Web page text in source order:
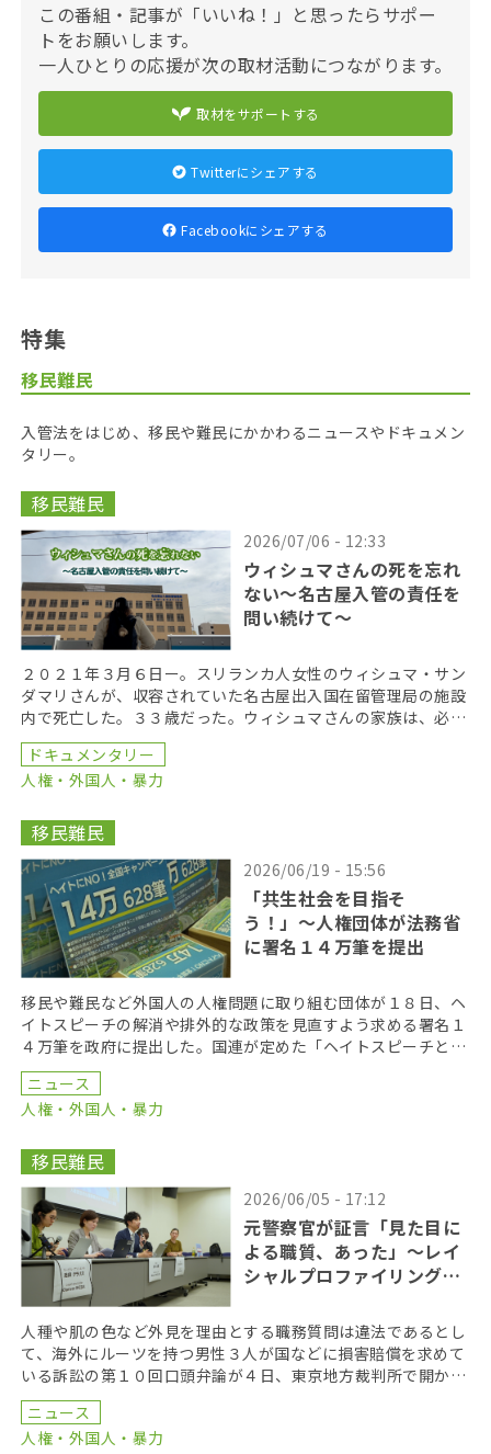
この番組・記事が「いいね！」と思ったらサポー
トをお願いします。
一人ひとりの応援が次の取材活動につながります。
取材をサポートする
Twitterにシェアする
Facebookにシェアする
特集
移民難民
入管法をはじめ、移民や難民にかかわるニュースやドキュメン
タリー。
移民難民
2026/07/06 - 12:33
ウィシュマさんの死を忘れ
ない〜名古屋入管の責任を
問い続けて〜
２０２１年３月６日ー。スリランカ人女性のウィシュマ・サン
ダマリさんが、収容されていた名古屋出入国在留管理局の施設
内で死亡した。３３歳だった。ウィシュマさんの家族は、必要
な医療が提供されなかったことが死亡の原因だとして、国 […]
ドキュメンタリー
人権・外国人・暴力
移民難民
2026/06/19 - 15:56
「共生社会を目指そ
う！」〜人権団体が法務省
に署名１４万筆を提出
移民や難民など外国人の人権問題に取り組む団体が１８日、ヘ
イトスピーチの解消や排外的な政策を見直すよう求める署名１
４万筆を政府に提出した。国連が定めた「ヘイトスピーチと闘
う国際デー」に合わせて法務省に提出した。 「ヘイトに […]
ニュース
人権・外国人・暴力
移民難民
2026/06/05 - 17:12
元警察官が証言「見た目に
よる職質、あった」〜レイ
シャルプロファイリング訴
人種や肌の色など外見を理由とする職務質問は違法であるとし
て、海外にルーツを持つ男性３人が国などに損害賠償を求めて
いる訴訟の第１０回口頭弁論が４日、東京地方裁判所で開かれ
た。原告側は法廷で、元警察官による警察内部の実態を語 […]
ニュース
人権・外国人・暴力